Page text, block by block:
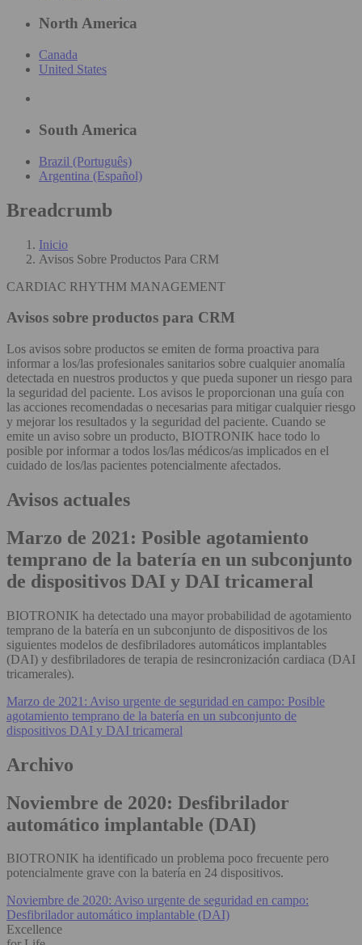
North America
Canada
United States
South America
Brazil (Português)
Argentina (Español)
Breadcrumb
Inicio
Avisos Sobre Productos Para CRM
CARDIAC RHYTHM MANAGEMENT
Avisos sobre productos para CRM
Los avisos sobre productos se emiten de forma proactiva para
informar a los/las profesionales sanitarios sobre cualquier anomalía
detectada en nuestros productos y que pueda suponer un riesgo para
la seguridad del paciente. Los avisos le proporcionan una guía con
las acciones recomendadas o necesarias para mitigar cualquier riesgo
y mejorar los resultados y la seguridad del paciente. Cuando se
emite un aviso sobre un producto, BIOTRONIK hace todo lo
posible por informar a todos los/las médicos/as implicados en el
cuidado de los/las pacientes potencialmente afectados.
Avisos actuales
Marzo de 2021: Posible agotamiento
temprano de la batería en un subconjunto
de dispositivos DAI y DAI tricameral
BIOTRONIK ha detectado una mayor probabilidad de agotamiento
temprano de la batería en un subconjunto de dispositivos de los
siguientes modelos de desfibriladores automáticos implantables
(DAI) y desfibriladores de terapia de resincronización cardiaca (DAI
tricamerales).
Marzo de 2021: Aviso urgente de seguridad en campo: Posible
agotamiento temprano de la batería en un subconjunto de
dispositivos DAI y DAI tricameral
Archivo
Noviembre de 2020: Desfibrilador
automático implantable (DAI)
BIOTRONIK ha identificado un problema poco frecuente pero
potencialmente grave con la batería en 24 dispositivos.
Noviembre de 2020: Aviso urgente de seguridad en campo:
Desfibrilador automático implantable (DAI)
Excellence